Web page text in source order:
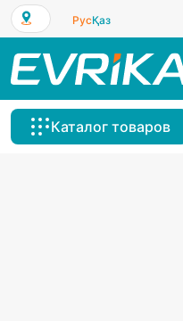
РусҚаз
Каталог товаров